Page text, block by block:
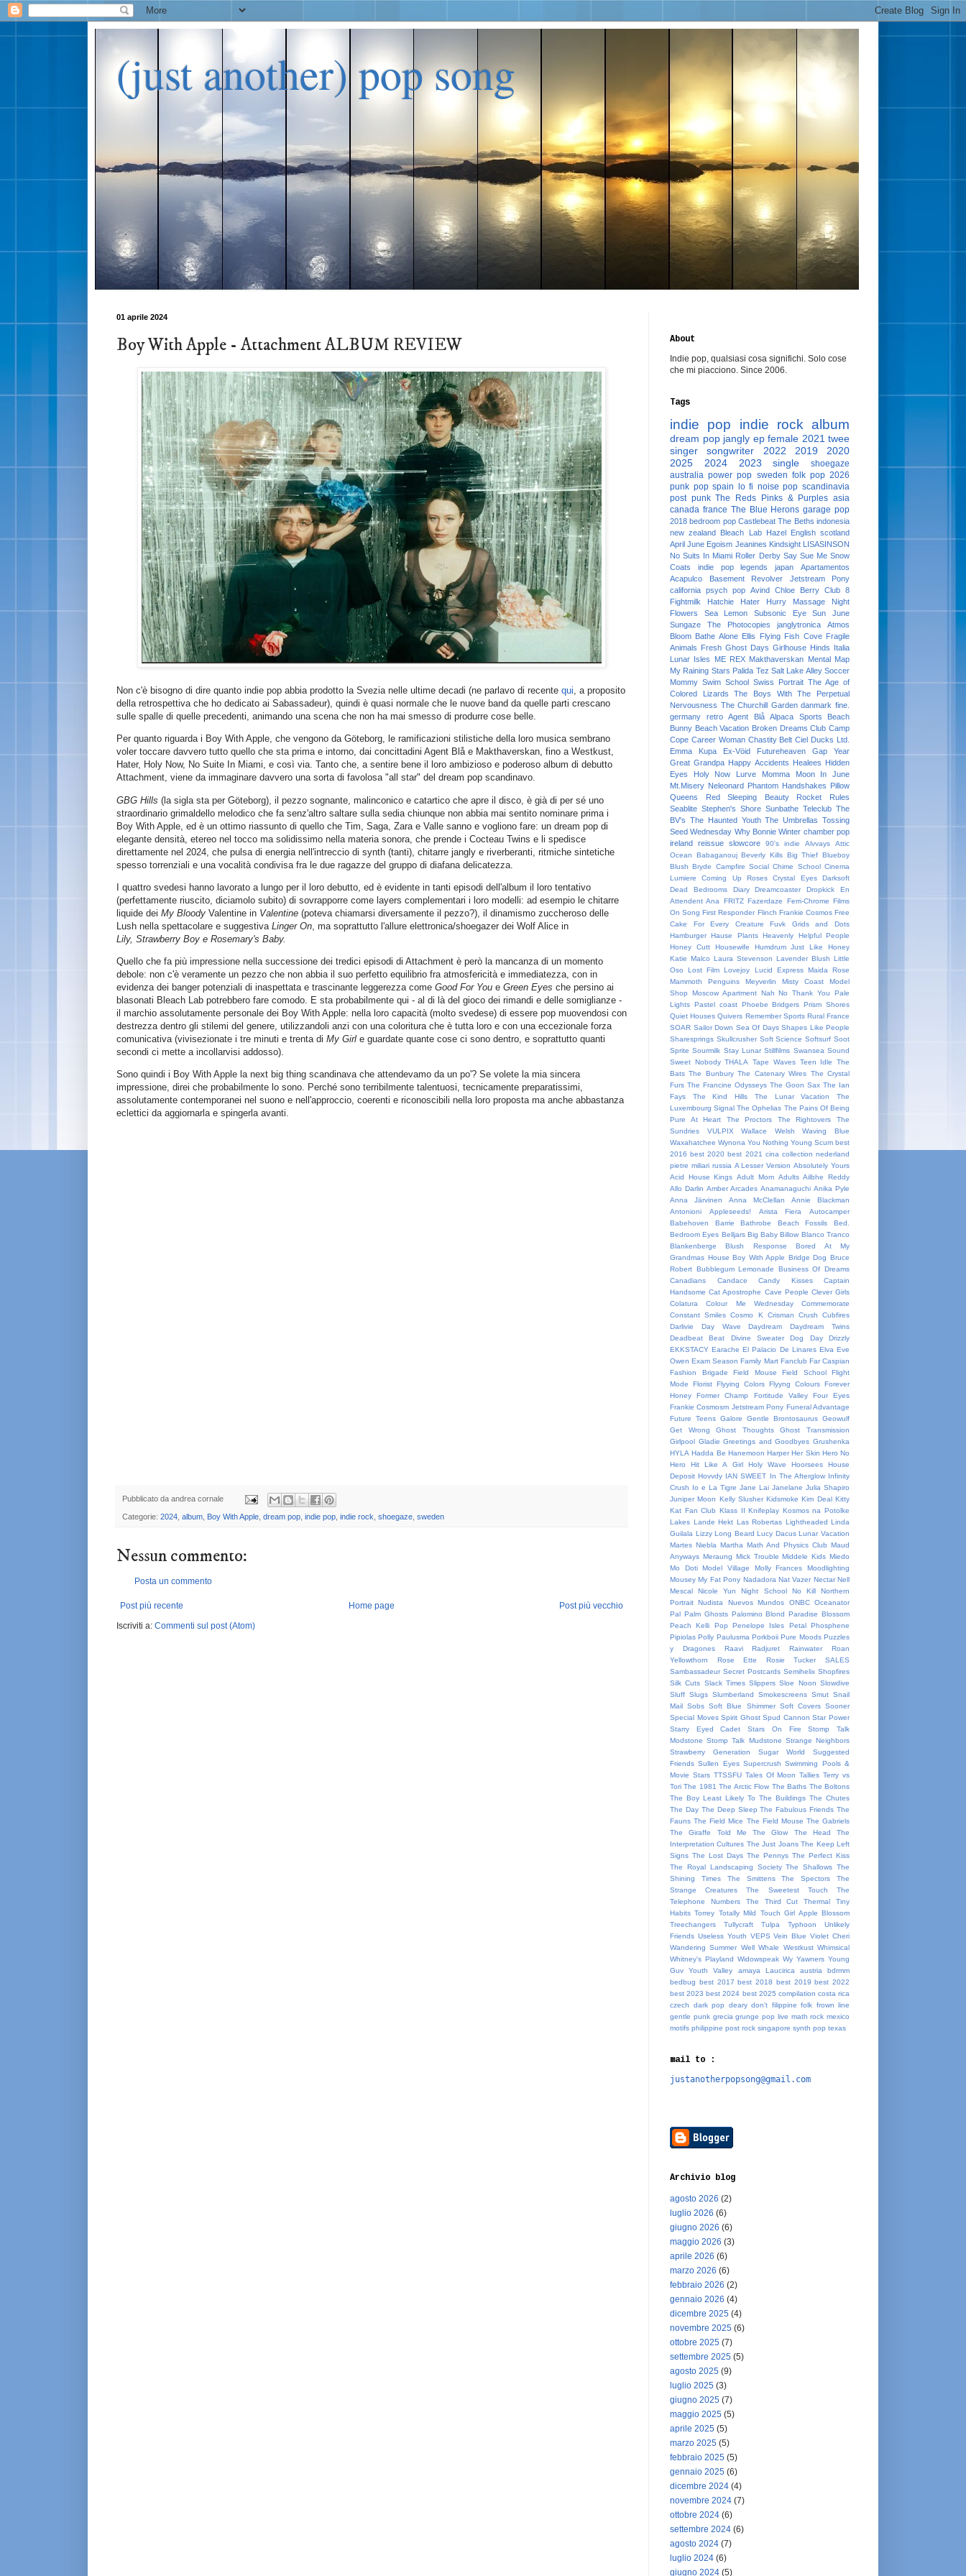
(just another) pop song
01 aprile 2024
Boy With Apple - Attachment ALBUM REVIEW
Non c'è bisogno di dire quanto indie pop abbia prodotto la Svezia nelle ultime decadi (ne parlavo di recente qui, a proposito
della retrospettiva che ho dedicato ai Sabassadeur), quindi è quasi normale che le nuove band da quelle parti crescano
sulle spalle di quelle precedenti, animando una scena che non ha mai smesso di produrre cose belle.
Per quanto riguarda i Boy With Apple, che vengono da Göteborg, le ramificazioni stilistiche della loro musica sembrano
voler toccare davvero tutto quello che sta prima e intorno, dai concittadini Agent Blå e Makthaverskan, fino a Westkust,
Hater, Holy Now, No Suite In Miami, e così via. Tanto che, a sentire bene il loro ambizioso e poderoso album di debutto
Attachment, viene da immaginare davvero una sorta di favolosa "all star" del dream pop scandinavo.
GBG Hills (la sigla sta per Göteborg), il pezzo sognante, malinconico e catartico che apre il disco, è già di per sé uno
straordinario grimaldello melodico che fa senz'altro saltare sulla sedia chiunque non abbia mai sentito nominare prima i
Boy With Apple, ed è un ottimo riassunto di quello che Tim, Saga, Zara e Valle sanno e vogliono fare: un dream pop di
elegante densità, etereo nel tocco ma solidissimo nella materia sonora, che prende i Cocteau Twins e li spedisce
direttamente nel 2024, che pulsa di energia nell'intreccio di synth (tanti), chitarre jangly e riverberanti, ritmiche sintetiche
spesso torrenziali e una vocalità condivisa fra le due ragazze del gruppo di diafana delicatezza.
I quattro svedesi hanno lavorato a lungo per il loro debutto, ed è evidente in tanti episodi dell'album il loro tentativo
(perfettamente riuscito, diciamolo subito) di sovrapporre come layers complementari i loro modelli: ad esempio le chitarre
liquide dei My Bloody Valentine in Valentine (poteva chiamarsi diversamente il pezzo?), il dinamismo zuccheroso delle
Lush nella spettacolare e suggestiva Linger On , ma soprattutto l'allure elettronica/shoegazer dei Wolf Alice in
Lily, Strawberry Boy e Rosemary's Baby.
Quello che fa più impressione nella successione dei tredici episodi di Attachment è però la mancanza di un momento
debole: non c'è veramente un pezzo che non abbia il suo perfetto equilibrio fra atmosfericità e immediatezza, con in
evidenza dei banger potenziali di inaspettata e trascinante leggerezza come Good For You e Green Eyes che persino ai
blasonati Bleach Lab potrebbero fare comodo. E sta probabilmente qui - al di là del gioco dei rimandi e delle somiglianze -
il marchio assolutamente personale dei Boy With Apple: nella loro capacità (molto svedese) di essere pop muovendosi con
destrezza dentro gli stilemi del genere, utilizzandoli anzi con una coloritura che è tutta loro e con una eccezionale forza
comunicativa (vivisezionate i tre minuti e trenta di My Girl e guardate quante cose ci sono dentro, e soprattutto quanti
secondi ci mette a incollarvisi addosso).
Sono quindi i Boy With Apple la next big thing scandinava che attendevamo da un po'? Se volete la mia sincera
impressione, direi che probabilmente lo sono. Perché sono terribilmente talentuosi, tecnicamente preparatissimi,
assolutamente contemporanei nel suono e nell'approccio, coerenti e riconoscibili nella loro proposta ma anche abbastanza
eclettici da aggiornarla e spingerla avanti.
Pubblicato da andrea cornale
Categorie: 2024 album Boy With Apple dream pop indie pop indie rock shoegaze sweden
Nessun commento:
Posta un commento
Post più recente Post più vecchio
Home page
Iscriviti a: Commenti sul post (Atom)
About
Indie pop, qualsiasi cosa significhi. Solo cose
che mi piacciono. Since 2006.
Tags
indie pop indie rock album
dream pop jangly ep female 2021 twee
singer songwriter
2022 2019
2020
2025
2024 2023 single
shoegaze
australia power pop sweden folk pop 2026
punk pop spain lo fi noise pop scandinavia
post punk The Reds Pinks & Purples asia
canada france The Blue Herons garage pop
2018 bedroom pop Castlebeat The Beths indonesia
new zealand Bleach Lab Hazel English scotland
April June Egoism Jeanines Kindsight LISASINSON
No Suits In Miami Roller Derby Say Sue Me Snow
Coats
indie pop legends japan
Apartamentos
Acapulco
Basement Revolver
Jetstream Pony
california psych pop Avind Chloe Berry Club 8
Fightmilk
Hatchie Hater Hurry Massage
Night
Flowers
Sea Lemon Subsonic Eye
Sun June
Sungaze
The Photocopies janglytronica
Atmos
Bloom Bathe Alone Ellis Flying Fish Cove Fragile
Animals Fresh Ghost Days Girlhouse Hinds Italia
Lunar Isles
ME REX Makthaverskan Mental Map
My Raining Stars Palida Tez Salt Lake Alley Soccer
Mommy Swim School Swiss Portrait The Age of
Colored Lizards
The Boys With The Perpetual
Nervousness The Churchill Garden danmark fine.
germany
retro Agent Blå Alpaca Sports
Beach
Bunny Beach Vacation Broken Dreams Club Camp
Cope Career Woman Chastity Belt Ciel Ducks Ltd.
Emma Kupa
Ex-Vöid Futureheaven
Gap Year
Great Grandpa Happy Accidents Healees Hidden
Eyes
Holy Now Lurve Momma
Moon In June
Mt.Misery Neleonard Phantom Handshakes Pillow
Queens
Red Sleeping Beauty
Rocket Rules
Seablite Stephen's Shore Sunbathe Teleclub The
BV's The Haunted Youth The Umbrellas Tossing
Seed Wednesday Why Bonnie Winter chamber pop
ireland reissue slowcore 90's indie Alvvays
Attic
Ocean
Babaganouj Beverly Kills Big Thief Blueboy
Blush Bryde Campfire Social Chime School Cinema
Lumiere
Coming Up Roses Crystal Eyes
Darksoft
Dead Bedrooms
Diary Dreamcoaster Dropkick
En
Attendent Ana
FRITZ Fazerdaze Ferri-Chrome Films
On Song First Responder Flinch Frankie Cosmos Free
Cake For Every Creature
Fuvk
Grids and Dots
Hamburger Hause Plants Heavenly
Helpful People
Honey Cutt
Housewife Humdrum
Just Like Honey
Katie Malco Laura Stevenson Lavender Blush Little
Oso
Lost Film Lovejoy Lucid Express Maida Rose
Mammoth Penguins
Meyverlin Misty Coast
Model
Shop
Moscow Apartment Nah No Thank You
Pale
Lights Pastel coast Phoebe Bridgers Prism Shores
Quiet Houses Quivers Remember Sports Rural France
SOAR Sailor Down Sea Of Days Shapes Like People
Sharesprings Skullcrusher Soft Science Softsurf Soot
Sprite Sourmilk Stay Lunar Stillfilms Swansea Sound
Sweet Nobody THALA Tape Waves Teen Idle
The
Bats The Bunbury The Catenary Wires The Crystal
Furs The Francine Odysseys The Goon Sax The Ian
Fays
The Kind Hills The Lunar Vacation
The
Luxembourg Signal The Ophelias The Pains Of Being
Pure At Heart
The Proctors The Rightovers
The
Sundries
VULPIX Wallace Welsh
Waving Blue
Waxahatchee Wynona You Nothing Young Scum best
2016 best 2020 best 2021 cina collection nederland
pietre miliari russia A Lesser Version Absolutely Yours
Acid House Kings Adult Mom Adults Ailbhe Reddy
Allo Darlin Amber Arcades Anamanaguchi Anika Pyle
Anna Järvinen
Anna McClellan
Annie Blackman
Antonioni
Appleseeds! Arista Fiera
Autocamper
Babehoven
Barrie Bathrobe Beach Fossils
Bed.
Bedroom Eyes Belljars Big Baby Billow Blanco Tranco
Blankenberge
Blush Response
Bored At My
Grandmas House Boy With Apple Bridge Dog Bruce
Robert Bubblegum Lemonade
Business Of Dreams
Canadians
Candace Candy Kisses
Captain
Handsome Cat Apostrophe Cave People Clever Girls
Colatura
Colour Me Wednesday
Commemorate
Constant Smiles Cosmo K Crisman Crush
Cubfires
Darlivie
Day Wave Daydream
Daydream Twins
Deadbeat Beat
Divine Sweater Dog Day
Drizzly
EKKSTACY Earache El Palacio De Linares Elva Eve
Owen Exam Season Family Mart Fanclub Far Caspian
Fashion Brigade
Field Mouse Field School
Flight
Mode
Florist Flyying Colors Flyyng Colours Forever
Honey
Former Champ Fortitude Valley
Four Eyes
Frankie Cosmosm Jetstream Pony Funeral Advantage
Future Teens Galore Gentle Brontosaurus Geowulf
Get Wrong
Ghost Thoughts
Ghost Transmission
Girlpool Gladie Greetings and Goodbyes Grushenka
HYLA Hadda Be Hanemoon Harper Her Skin Hero No
Hero
Hit Like A Girl Holy Wave Hoorsees
House
Deposit Hovvdy IAN SWEET In The Afterglow Infinity
Crush Io e La Tigre Jane Lai Janelane Julia Shapiro
Juniper Moon Kelly Slusher Kidsmoke Kim Deal Kitty
Kat Fan Club Klass II Knifeplay Kosmos na Potolke
Lakes Lande Hekt Las Robertas Lightheaded Linda
Guilala Lizzy Long Beard Lucy Dacus Lunar Vacation
Martes Niebla Martha Math And Physics Club Maud
Anyways Meraung Mick Trouble Middele Kids Miedo
Mo Doti
Model Village Molly Frances
Moodlighting
Mousey My Fat Pony Nadadora Nat Vazer Nectar Nell
Mescal
Nicole Yun Night School No Kill
Northern
Portrait Nudista Nuevos Mundos ONBC Oceanator
Pal Palm Ghosts Palomino Blond Paradise Blossom
Peach Kelli Pop
Penelope Isles Petal Phosphene
Pipiolas Polly Paulusma Porkboii Pure Moods Puzzles
y Dragones
Raavi Radjuret Rainwater
Roan
Yellowthorn
Rose Ette Rosie Tucker
SALES
Sambassadeur Secret Postcards Semihelix Shopfires
Silk Cuts Slack Times Slippers Sloe Noon Slowdive
Sluff Slugs Slumberland Smokescreens Smut Snail
Mail Sobs Soft Blue Shimmer Soft Covers Sooner
Special Moves Spirit Ghost Spud Cannon Star Power
Starry Eyed Cadet
Stars On Fire
Stomp Talk
Modstone Stomp Talk Mudstone Strange Neighbors
Strawberry Generation
Sugar World
Suggested
Friends Sullen Eyes Supercrush Swimming Pools &
Movie Stars TTSSFU Tales Of Moon Tallies Terry vs
Tori The 1981 The Arctic Flow The Baths The Boltons
The Boy Least Likely To The Buildings The Chutes
The Day The Deep Sleep The Fabulous Friends The
Fauns The Field Mice The Field Mouse The Gabriels
The Giraffe Told Me
The Glow The Head
The
Interpretation Cultures The Just Joans The Keep Left
Signs The Lost Days The Pennys The Perfect Kiss
The Royal Landscaping Society The Shallows The
Shining Times
The Smittens The Spectors
The
Strange Creatures
The Sweetest Touch
The
Telephone Numbers
The Third Cut Thermal
Tiny
Habits Torrey Totally Mild
Touch Girl Apple Blossom
Treechangers
Tullycraft Tulpa Typhoon
Unlikely
Friends Useless Youth VEPS Vein Blue Violet Cheri
Wandering Summer Well Whale Westkust Whimsical
Whitney's Playland Widowspeak Wy Yawners Young
Guv
Youth Valley amaya Laucirica austria
bdrmm
bedbug best 2017 best 2018 best 2019 best 2022
best 2023 best 2024 best 2025 compilation costa rica
czech
dark pop deary don't filippine folk frown line
gentle punk grecia grunge pop live math rock mexico
motifs philippine post rock singapore synth pop texas
mail to :
justanotherpopsong@gmail.com
Archivio blog
agosto 2026 (2)
luglio 2026 (6)
giugno 2026 (6)
maggio 2026 (3)
aprile 2026 (6)
marzo 2026 (6)
febbraio 2026 (2)
gennaio 2026 (4)
dicembre 2025 (4)
novembre 2025 (6)
ottobre 2025 (7)
settembre 2025 (5)
agosto 2025 (9)
luglio 2025 (3)
giugno 2025 (7)
maggio 2025 (5)
aprile 2025 (5)
marzo 2025 (5)
febbraio 2025 (5)
gennaio 2025 (6)
dicembre 2024 (4)
novembre 2024 (7)
ottobre 2024 (6)
settembre 2024 (6)
agosto 2024 (7)
luglio 2024 (6)
giugno 2024 (5)